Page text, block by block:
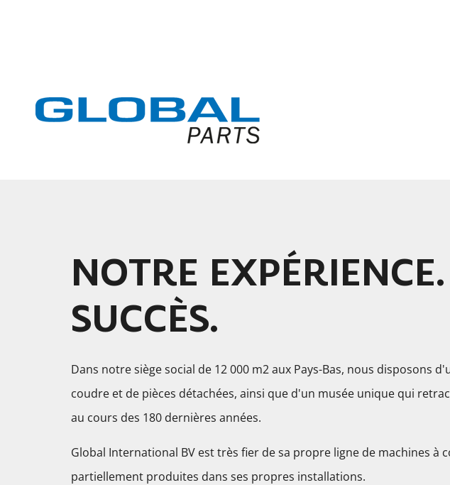
NOTRE
SUCCÈS.
Dans notre siège social de 12 000 m2 aux Pays-Bas, nous disposons
coudre et de pièces détachées, ainsi que d'un musée unique qui
au cours des 180 dernières années.
Global International BV est très fier de sa propre ligne de machines à
partiellement produites dans ses propres installations.